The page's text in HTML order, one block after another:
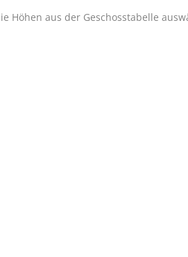
Höhen aus der Geschosstabelle